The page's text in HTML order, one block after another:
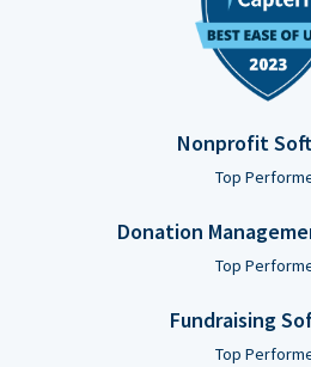
Nonprofit
Top
Donation
Top
Fundraising
Top